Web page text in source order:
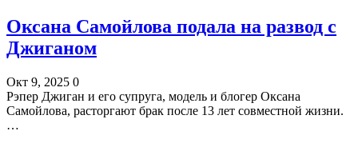
Оксана Самойлова подала на развод с
Джиганом
Окт 9, 2025 0
Рэпер Джиган и его супруга, модель и блогер Оксана
Самойлова, расторгают брак после 13 лет совместной жизни.
…